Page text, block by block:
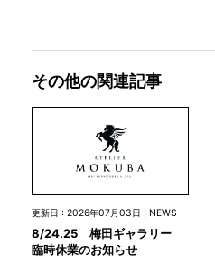
その他の関連記事
更新日 : 2026年07月03日 | NEWS
8/24.25 梅田ギャラリー
臨時休業のお知らせ